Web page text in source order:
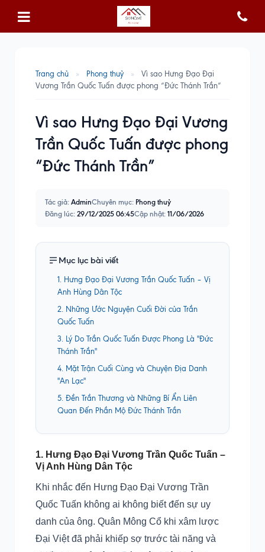
Trang chủ » Phong thuỷ »
Vì sao Hưng Đạo Đại
Vương Trần Quốc Tuấn được phong “Đức Thánh Trần”
Vì sao Hưng Đạo Đại Vương
Trần Quốc Tuấn được phong
“Đức Thánh Trần”
Tác giả: AdminChuyên mục: Phong thuỷ
Đăng lúc: 29/12/2025 06:45Cập nhật: 11/06/2026
Mục lục bài viết
1. Hưng Đạo Đại Vương Trần Quốc Tuấn – Vị
Anh Hùng Dân Tộc
2. Những Ước Nguyện Cuối Đời của Trần
Quốc Tuấn
3. Lý Do Trần Quốc Tuấn Được Phong Là "Đức
Thánh Trần"
4. Mặt Trận Cuối Cùng và Chuyện Địa Danh
"An Lạc"
5. Đền Trần Thương và Những Bí Ẩn Liên
Quan Đến Phần Mộ Đức Thánh Trần
1. Hưng Đạo Đại Vương Trần Quốc Tuấn –
Vị Anh Hùng Dân Tộc
Khi nhắc đến Hưng Đạo Đại Vương Trần
Quốc Tuấn không ai không biết đến sự uy
danh của ông. Quân Mông Cổ khi xâm lược
Đại Việt đã phải khiếp sợ trước tài năng và